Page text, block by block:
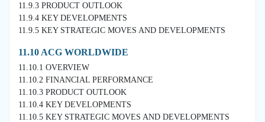
11.9.3 PRODUCT OUTLOOK
11.9.4 KEY DEVELOPMENTS
11.9.5 KEY STRATEGIC MOVES AND DEVELOPMENTS
11.10 ACG WORLDWIDE
11.10.1 OVERVIEW
11.10.2 FINANCIAL PERFORMANCE
11.10.3 PRODUCT OUTLOOK
11.10.4 KEY DEVELOPMENTS
11.10.5 KEY STRATEGIC MOVES AND DEVELOPMENTS